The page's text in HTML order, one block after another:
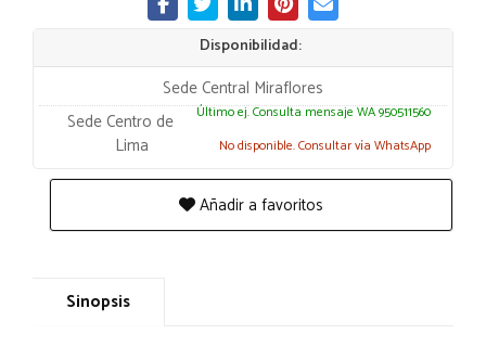
Disponibilidad:
Sede Central Miraflores
Último ej. Consulta mensaje WA 950511560
Sede Centro de
Lima
No disponible. Consultar vía WhatsApp
Añadir a favoritos
Sinopsis